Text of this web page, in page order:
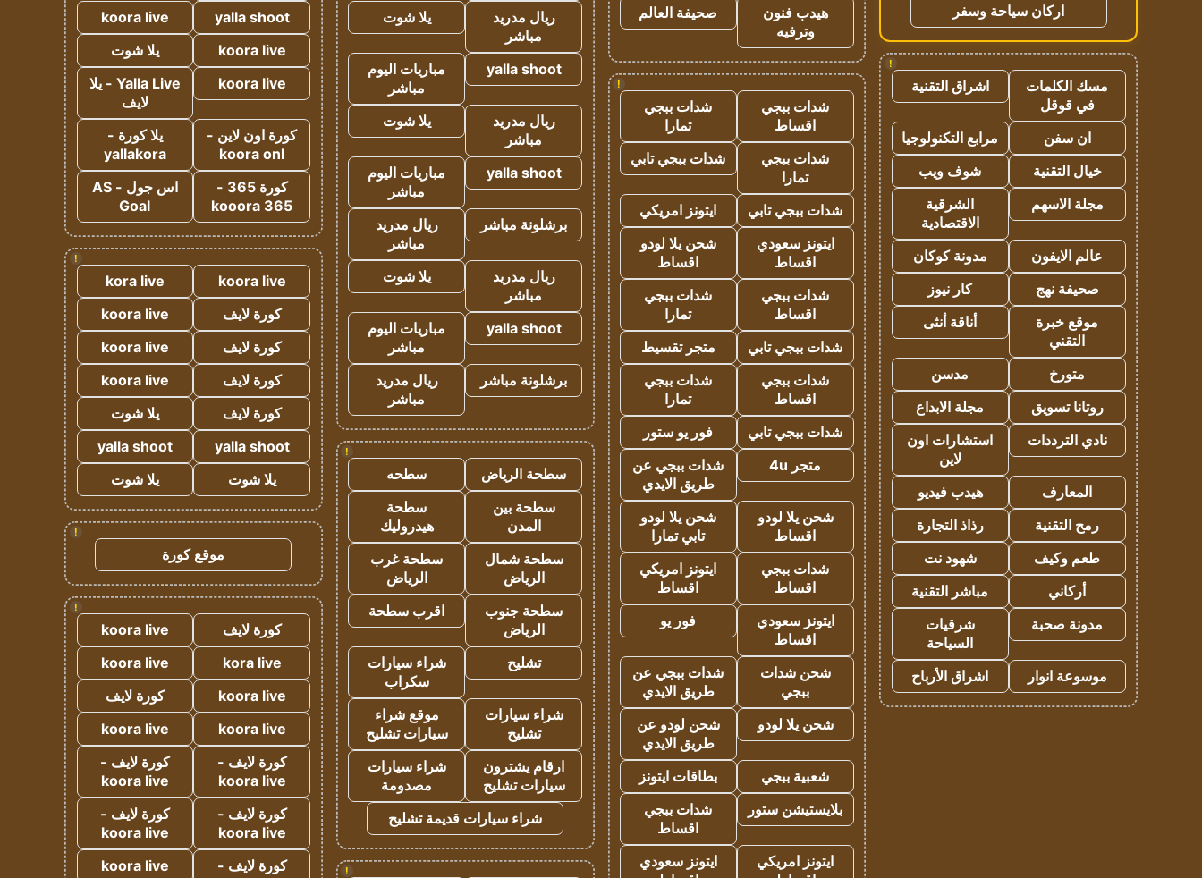
اركان سياحة وسفر
!
مسك الكلمات
في قوقل
اشراق التقنية
ان سفن
مرابع التكنولوجيا
خيال التقنية
شوف ويب
مجلة الاسهم
الشرقية
الاقتصادية
عالم الايفون
مدونة كوكان
صحيفة نهج
كار نيوز
موقع خبرة
التقني
أناقة أنثى
متورخ
مدسن
روتانا تسويق
مجلة الابداع
نادي الترددات
استشارات اون
لاين
المعارف
هيدب فيديو
رمح التقنية
رذاذ التجارة
طعم وكيف
شهود نت
أركاني
مباشر التقنية
مدونة صحبة
شرقيات
السياحة
موسوعة انوار
اشراق الأرباح
هيدب فنون
وترفيه
صحيفة العالم
!
شدات ببجي
اقساط
شدات ببجي
تمارا
شدات ببجي
تمارا
شدات ببجي تابي
شدات ببجي تابي
ايتونز امريكي
ايتونز سعودي
اقساط
شحن يلا لودو
اقساط
شدات ببجي
اقساط
شدات ببجي
تمارا
شدات ببجي تابي
متجر تقسيط
شدات ببجي
اقساط
شدات ببجي
تمارا
شدات ببجي تابي
فور يو ستور
متجر 4u
شدات ببجي عن
طريق الايدي
شحن يلا لودو
اقساط
شحن يلا لودو
تابي تمارا
شدات ببجي
اقساط
ايتونز امريكي
اقساط
ايتونز سعودي
اقساط
فور يو
شحن شدات
ببجي
شدات ببجي عن
طريق الايدي
شحن يلا لودو
شحن لودو عن
طريق الايدي
شعبية ببجي
بطاقات ايتونز
بلايستيشن ستور
شدات ببجي
اقساط
ايتونز امريكي
ايتونز سعودي
ريال مدريد
مباشر
يلا شوت
yalla shoot
مباريات اليوم
مباشر
ريال مدريد
مباشر
يلا شوت
yalla shoot
مباريات اليوم
مباشر
برشلونة مباشر
ريال مدريد
مباشر
ريال مدريد
مباشر
يلا شوت
yalla shoot
مباريات اليوم
مباشر
برشلونة مباشر
ريال مدريد
مباشر
!
سطحة الرياض
سطحه
سطحة بين
المدن
سطحة
هيدروليك
سطحة شمال
الرياض
سطحة غرب
الرياض
سطحة جنوب
الرياض
اقرب سطحة
تشليح
شراء سيارات
سكراب
شراء سيارات
تشليح
موقع شراء
سيارات تشليح
ارقام يشترون
سيارات تشليح
شراء سيارات
مصدومة
شراء سيارات قديمة تشليح
!
yalla shoot
koora live
koora live
يلا شوت
koora live
Yalla Live - يلا
لايف
كورة اون لاين -
koora onl
يلا كورة -
yallakora
كورة 365 -
kooora 365
اس جول - AS
Goal
!
koora live
kora live
كورة لايف
koora live
كورة لايف
koora live
كورة لايف
koora live
كورة لايف
يلا شوت
yalla shoot
yalla shoot
يلا شوت
يلا شوت
!
موقع كورة
!
كورة لايف
koora live
kora live
koora live
koora live
كورة لايف
koora live
koora live
كورة لايف -
koora live
كورة لايف -
koora live
كورة لايف -
koora live
كورة لايف -
koora live
كورة لايف -
koora live